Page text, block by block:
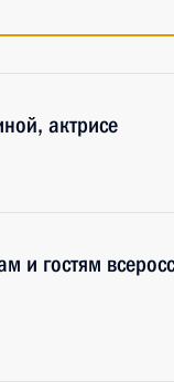
актрисе
и гостям